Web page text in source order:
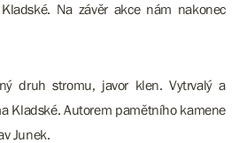
Na závěr akce nám nakonec
druh stromu, javor klen. Vytrvalý a
Kladské. Autorem pamětního kamene
Junek.